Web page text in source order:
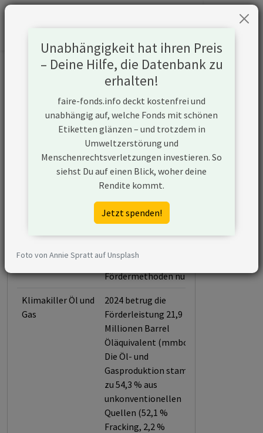
Informationen zum Unternehmen
Schlumberger Ltd (SLB)
https://www.slb.com
Konflikte
Schlumberger Ltd (SLB)
ist ein Unternehmen
aus den USA, das in der
Öl- und Gasförderung
unkonventionelle
Fördermethoden nutzt.
Klimakiller Öl und
Gas
2024 betrug die
Förderleistung 21,9
Millionen Barrel
Öläquivalent (mmboe).
Die Öl- und
Gasproduktion stammt
zu 54,3 % aus
unkonventionellen
Quellen (52,1 %
Fracking, 2,2 %
Unabhängigkeit hat ihren Preis
– Deine Hilfe, die Datenbank zu
erhalten!
faire-fonds.info deckt kostenfrei und
unabhängig auf, welche Fonds mit schönen
Etiketten glänzen – und trotzdem in
Umweltzerstörung und
Menschenrechtsverletzungen investieren. So
siehst Du auf einen Blick, woher deine
Rendite kommt.
Jetzt spenden!
Foto von Annie Spratt auf Unsplash